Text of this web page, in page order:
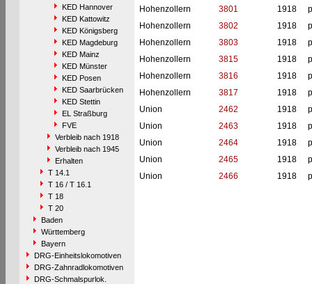
KED Hannover
KED Kattowitz
KED Königsberg
KED Magdeburg
KED Mainz
KED Münster
KED Posen
KED Saarbrücken
KED Stettin
EL Straßburg
FVE
Verbleib nach 1918
Verbleib nach 1945
Erhalten
T 14.1
T 16 / T 16.1
T 18
T 20
Baden
Württemberg
Bayern
DRG-Einheitslokomotiven
DRG-Zahnradlokomotiven
DRG-Schmalspurlok.
Hohenzollern
3801 1918
Hohenzollern
3802 1918
Hohenzollern
3803 1918
Hohenzollern
3815 1918
Hohenzollern
3816 1918
Hohenzollern
3817 1918
Union
2462 1918
Union
2463 1918
Union
2464 1918
Union
2465 1918
Union
2466 1918